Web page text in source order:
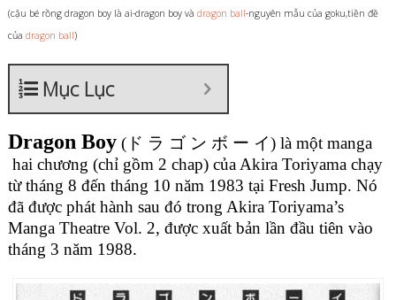
(cậu bé rồng dragon boy là ai-dragon boy và dragon ball-nguyên mẫu của goku,tiền đề
của dragon ball)
Mục Lục
Dragon Boy(ド ラ ゴ ン ボ ー イ) là một manga
hai chương (chỉ gồm 2 chap) của Akira Toriyama chạy
từ tháng 8 đến tháng 10 năm 1983 tại Fresh Jump. Nó
đã được phát hành sau đó trong Akira Toriyama’s
Manga Theatre Vol. 2, được xuất bản lần đầu tiên vào
tháng 3 năm 1988.